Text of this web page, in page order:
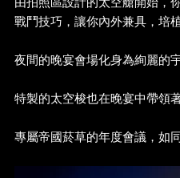
戰鬥技巧，讓你內外兼具，培
夜間的晚宴會場化身為絢麗的
特製的太空梭也在晚宴中帶領
專屬帝國菸草的年度會議，如